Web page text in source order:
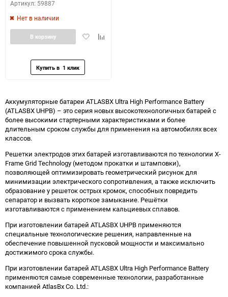
Артикул: 59887
Нет в наличии
ДобавитьДобавить
В корзину
Аккумуляторные батареи ATLASBX Ultra High Performance Battery
(ATLASBX UHPB) – это серия новых высокотехнологичных батарей с
более высокими стартерными характеристиками и более
длительным сроком службы для применения на автомобилях всех
классов.
Решетки электродов этих батарей изготавливаются по технологии X-
Frame Grid Technology (методом прокатки и штамповки),
позволяющей оптимизировать геометрический рисунок для
минимизации электрического сопротивления, а также исключить
образование у решеток острых кромок, способных повредить
сепаратор и вызвать короткое замыкание. Решётки
изготавливаются с применением кальциевых сплавов.
При изготовлении батарей ATLASBX UHPB применяются
специальные технологические решения, направленные на
обеспечение повышенной пусковой мощности и максимально
достижимого срока службы.
При изготовлении батарей ATLASBX Ultra High Performance Battery
применяются самые современные технологии, разработанные
компанией AtlasBx Co. Ltd.: